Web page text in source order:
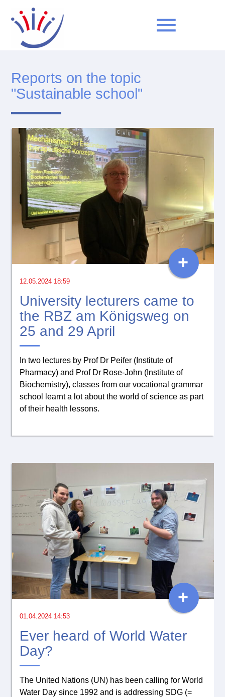
menu
Keywords
Reports on the topic
"Sustainable school"
12.05.2024 18:59
University lecturers came to
the RBZ am Königsweg on
25 and 29 April
In two lectures by Prof Dr Peifer (Institute of
Pharmacy) and Prof Dr Rose-John (Institute of
Biochemistry), classes from our vocational grammar
school learnt a lot about the world of science as part
of their health lessons.
+
01.04.2024 14:53
Ever heard of World Water
Day?
The United Nations (UN) has been calling for World
Water Day since 1992 and is addressing SDG (=
+